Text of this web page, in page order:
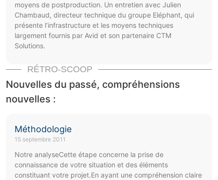
moyens de postproduction. Un entretien avec Julien
Chambaud, directeur technique du groupe Eléphant, qui
présente l’infrastructure et les moyens techniques
largement fournis par Avid et son partenaire CTM
Solutions.
RÉTRO-SCOOP
Nouvelles du passé, compréhensions
nouvelles :
Méthodologie
15 septembre 2011
Notre analyseCette étape concerne la prise de
connaissance de votre situation et des éléments
constituant votre projet.En ayant une compréhension claire